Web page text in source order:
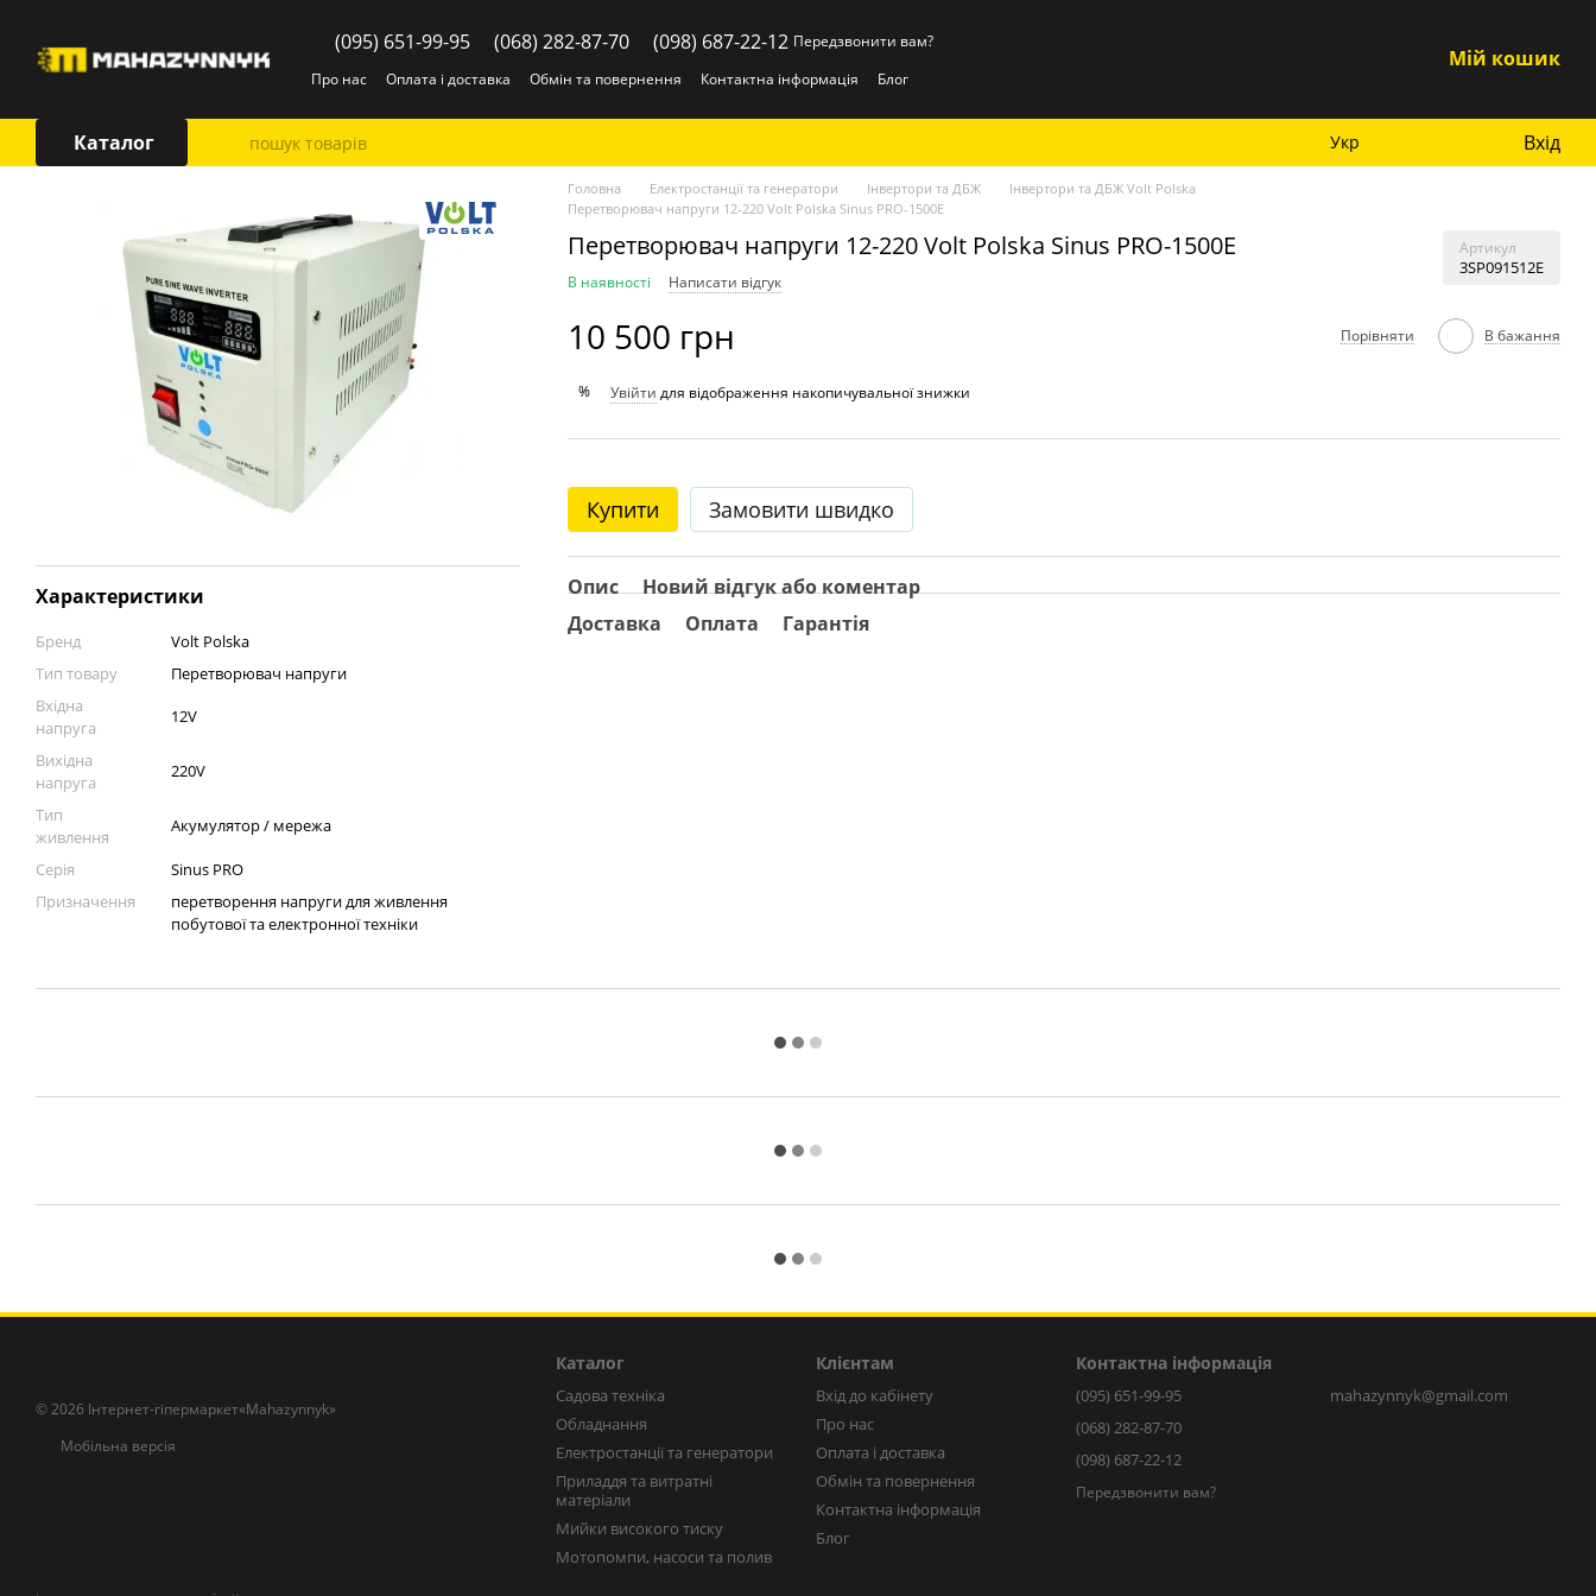
(095) 651-99-95 (068) 282-87-70 (098) 687-22-12 Передзвонити вам?
Про нас
Оплата і доставка Обмін та повернення Контактна інформація Блог
Мій кошик
Каталог Укр Вхід
Характеристики
Бренд
Volt Polska
Тип товару
Перетворювач напруги
Вхідна
напруга
12V
Вихідна
напруга
220V
Тип
живлення
Акумулятор / мережа
Серія
Sinus PRO
Призначення
перетворення напруги для живлення
побутової та електронної техніки
Головна Електростанції та генератори Інвертори та ДБЖ
Інвертори та ДБЖ Volt Polska
Перетворювач напруги 12-220 Volt Polska Sinus PRO-1500E
Перетворювач напруги 12-220 Volt Polska Sinus PRO-1500E Артикул
3SP091512E
В наявності Написати відгук
10 500 грн Порівняти В бажання
% Увійти для відображення накопичувальної знижки
Купити Замовити швидко
Опис
Новий відгук або коментар
Доставка
Оплата Гарантія
© 2026 Інтернет-гіпермаркет«Mahazynnyk»
Мобільна версія
Каталог
Садова техніка
Обладнання
Електростанції та генератори
Приладдя та витратні
матеріали
Мийки високого тиску
Мотопомпи, насоси та полив
Клієнтам
Вхід до кабінету
Про нас
Оплата і доставка
Обмін та повернення
Контактна інформація
Блог
Контактна інформація
(095) 651-99-95
(068) 282-87-70
(098) 687-22-12
Передзвонити вам?
mahazynnyk@gmail.com